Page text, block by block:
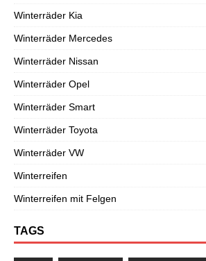
Winterräder Kia
Winterräder Mercedes
Winterräder Nissan
Winterräder Opel
Winterräder Smart
Winterräder Toyota
Winterräder VW
Winterreifen
Winterreifen mit Felgen
TAGS